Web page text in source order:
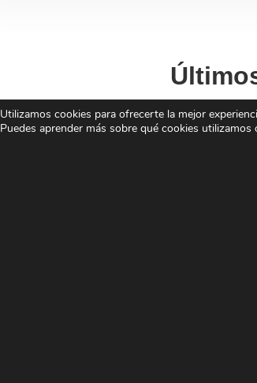
Utilizamos cookies para ofrecerte la mejor
Puedes aprender más sobre qué cookies utilizamos